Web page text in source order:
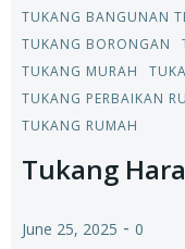
TUKANG BANGUNAN
TUKANG BORONGAN
TUKANG MURAH
TUKANG PERBAIKAN
TUKANG RUMAH
Tukang
June 25, 2025 - 0